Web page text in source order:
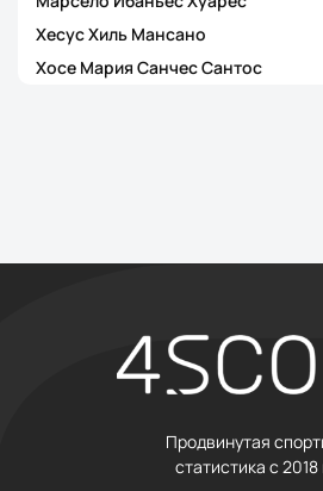
Хесус Хиль Мансано
Хосе Мария Санчес Сантос
Продвинутая
статистика с 2018